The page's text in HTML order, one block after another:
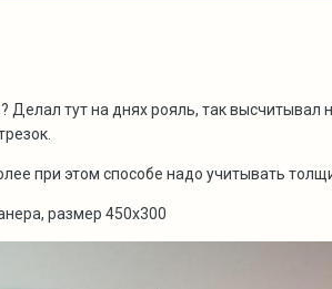
Делал тут на днях рояль, так
при этом способе надо учитывать
размер 450х300